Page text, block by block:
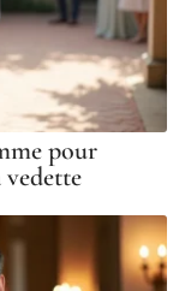
pour
vedette